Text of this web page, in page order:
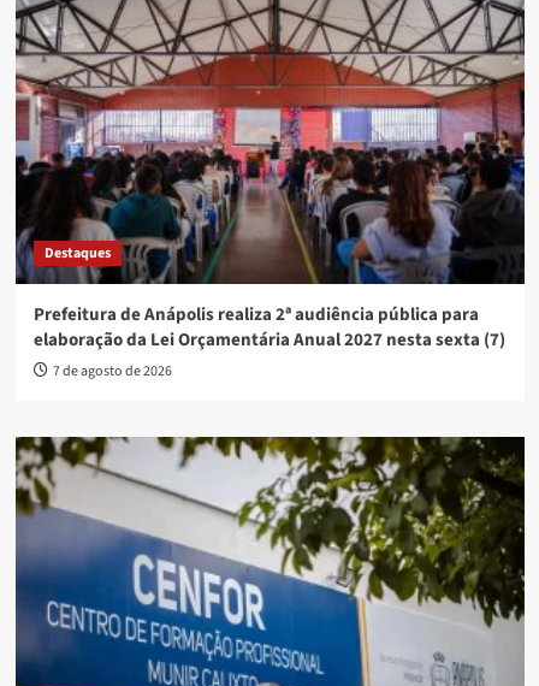
Destaques
Prefeitura de Anápolis realiza 2ª audiência pública para
elaboração da Lei Orçamentária Anual 2027 nesta sexta (7)
7 de agosto de 2026